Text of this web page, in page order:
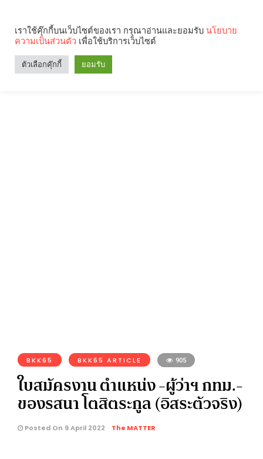
BKK65 BKK65 ARTICLE 905
ใบสมัครงาน ตำแหน่ง -ผู้ว่าฯ กทม.-
ของรสนา โตสิตระกูล (อิสระตัวจริง)
Posted On 9 April 2022 The MATTER
เราใช้คุ๊กกี้บนเว็บไซต์ของเรา กรุณาอ่านและยอมรับ นโยบาย
ความเป็นส่วนตัว เพื่อใช้บริการเว็บไซต์
ตัวเลือกคุ๊กกี้ ยอมรับ